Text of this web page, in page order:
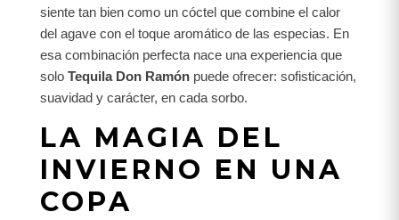
siente tan bien como un cóctel que combine el calor
del agave con el toque aromático de las especias. En
esa combinación perfecta nace una experiencia que
solo Tequila Don Ramón puede ofrecer: sofisticación,
suavidad y carácter, en cada sorbo.
LA MAGIA DEL
INVIERNO EN UNA
COPA